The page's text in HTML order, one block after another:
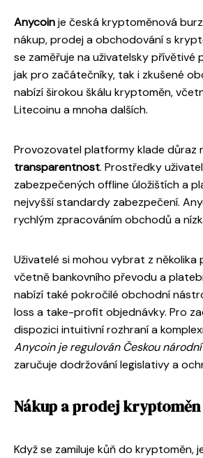
Anycoinje česká kryptoměnová
nákup, prodej a obchodování s
se zaměřuje na uživatelsky přívětivé
jak pro začátečníky, tak i zkušené
nabízí širokou škálu kryptoměn,
Litecoinu a mnoha dalších.
Provozovatel platformy klade důraz
transparentnost. Prostředky
zabezpečených offline úložištích a
nejvyšší standardy zabezpečení.
rychlým zpracováním obchodů a
Uživatelé si mohou vybrat z
včetně bankovního převodu a
nabízí také pokročilé obchodní
loss a take-profit objednávky. Pro
dispozici intuitivní rozhraní a
Anycoin je regulován Českou
zaručuje dodržování legislativy a
Nákup a prodej kryptoměn
Když se zamiluje kůň do kryptoměn,